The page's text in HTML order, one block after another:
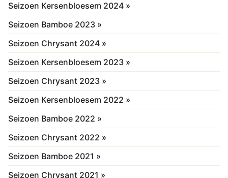
Seizoen Kersenbloesem 2024 »
Seizoen Bamboe 2023 »
Seizoen Chrysant 2024 »
Seizoen Kersenbloesem 2023 »
Seizoen Chrysant 2023 »
Seizoen Kersenbloesem 2022 »
Seizoen Bamboe 2022 »
Seizoen Chrysant 2022 »
Seizoen Bamboe 2021 »
Seizoen Chrysant 2021 »